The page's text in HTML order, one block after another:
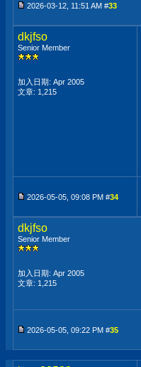
2026-03-12, 11:51 AM #33
dkjfso
Senior Member
加入日期: Apr 2005
文章: 1,215
2026-05-05, 09:08 PM #34
dkjfso
Senior Member
加入日期: Apr 2005
文章: 1,215
2026-05-05, 09:22 PM #35